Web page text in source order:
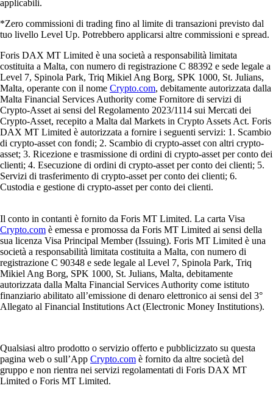
applicabili.
*Zero commissioni di trading fino al limite di transazioni previsto dal
tuo livello Level Up. Potrebbero applicarsi altre commissioni e spread.
Foris DAX MT Limited è una società a responsabilità limitata
costituita a Malta, con numero di registrazione C 88392 e sede legale a
Level 7, Spinola Park, Triq Mikiel Ang Borg, SPK 1000, St. Julians,
Malta, operante con il nome Crypto.com, debitamente autorizzata dalla
Malta Financial Services Authority come Fornitore di servizi di
Crypto-Asset ai sensi del Regolamento 2023/1114 sui Mercati dei
Crypto-Asset, recepito a Malta dal Markets in Crypto Assets Act. Foris
DAX MT Limited è autorizzata a fornire i seguenti servizi: 1. Scambio
di crypto-asset con fondi; 2. Scambio di crypto-asset con altri crypto-
asset; 3. Ricezione e trasmissione di ordini di crypto-asset per conto dei
clienti; 4. Esecuzione di ordini di crypto-asset per conto dei clienti; 5.
Servizi di trasferimento di crypto-asset per conto dei clienti; 6.
Custodia e gestione di crypto-asset per conto dei clienti.
Il conto in contanti è fornito da Foris MT Limited. La carta Visa
Crypto.com è emessa e promossa da Foris MT Limited ai sensi della
sua licenza Visa Principal Member (Issuing). Foris MT Limited è una
società a responsabilità limitata costituita a Malta, con numero di
registrazione C 90348 e sede legale al Level 7, Spinola Park, Triq
Mikiel Ang Borg, SPK 1000, St. Julians, Malta, debitamente
autorizzata dalla Malta Financial Services Authority come istituto
finanziario abilitato all’emissione di denaro elettronico ai sensi del 3°
Allegato al Financial Institutions Act (Electronic Money Institutions).
Qualsiasi altro prodotto o servizio offerto e pubblicizzato su questa
pagina web o sull’App Crypto.com è fornito da altre società del
gruppo e non rientra nei servizi regolamentati di Foris DAX MT
Limited o Foris MT Limited.